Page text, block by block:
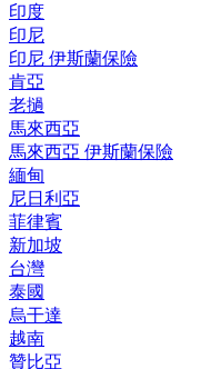
印度
印尼
印尼 伊斯蘭保險
肯亞
老撾
馬來西亞
馬來西亞 伊斯蘭保險
緬甸
尼日利亞
菲律賓
新加坡
台灣
泰國
烏干達
越南
贊比亞